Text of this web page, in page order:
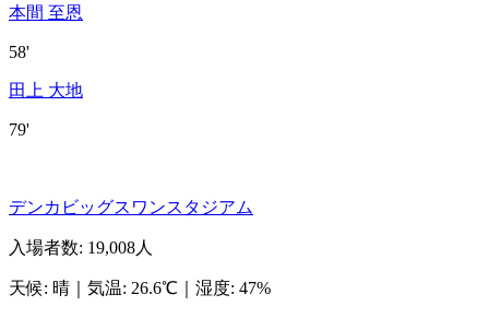
本間 至恩
58'
田上 大地
79'
デンカビッグスワンスタジアム
入場者数: 19,008人
天候: 晴 気温: 26.6℃ 湿度: 47%